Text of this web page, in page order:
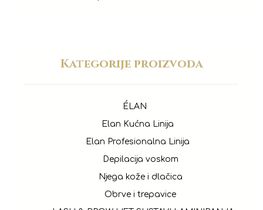
Kategorije proizvoda
ÉLAN
Elan Kućna Linija
Elan Profesionalna Linija
Depilacija voskom
Njega kože i dlačica
Obrve i trepavice